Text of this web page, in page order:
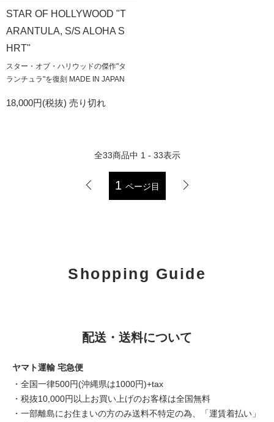
STAR OF HOLLYWOOD "T
ARANTULA, S/S ALOHA S
HRT"
スター・オブ・ハリウッドの傑作"タ
ランチュラ"を復刻 MADE IN JAPAN
18,000円(税抜) 売り切れ
全33商品中 1 - 33表示
1 ページ目
Shopping Guide
配送・送料について
ヤマト運輸 宅急便
・全国一律500円(沖縄県は1000円)+tax
・税抜10,000円以上お買い上げのお客様は全国無料
・一部離島にお住まいの方のみ送料不特定の為、「運賃着払い」